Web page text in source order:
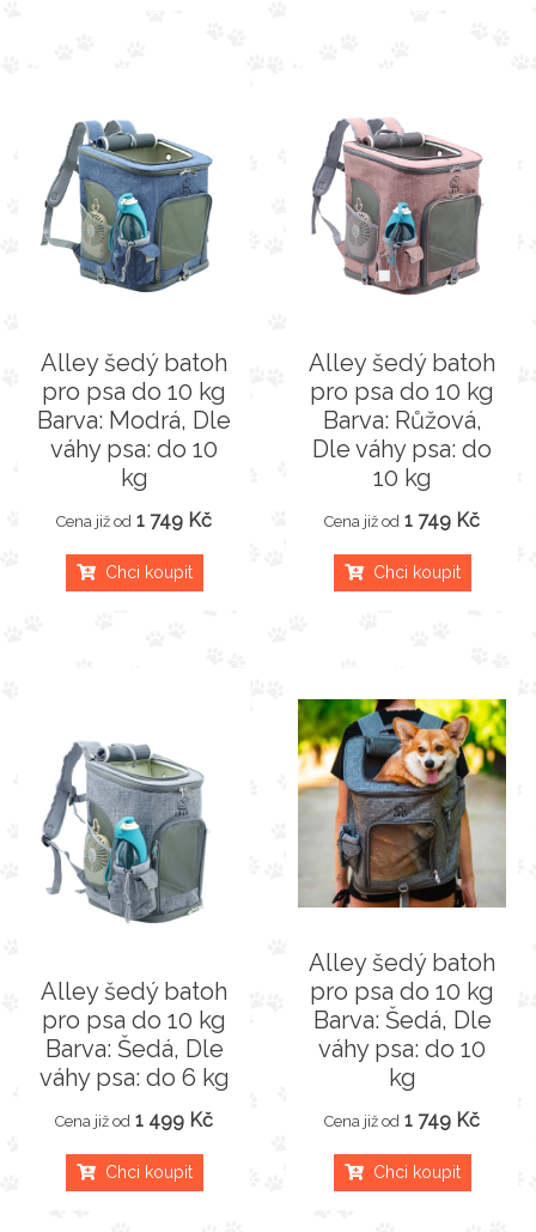
Alley šedý batoh
pro psa do 10 kg
Barva: Modrá, Dle
váhy psa: do 10
kg
Cena již od 1 749 Kč
Chci koupit
Alley šedý batoh
pro psa do 10 kg
Barva: Růžová,
Dle váhy psa: do
10 kg
Cena již od 1 749 Kč
Chci koupit
Alley šedý batoh
pro psa do 10 kg
Barva: Šedá, Dle
váhy psa: do 6 kg
Cena již od 1 499 Kč
Chci koupit
Alley šedý batoh
pro psa do 10 kg
Barva: Šedá, Dle
váhy psa: do 10
kg
Cena již od 1 749 Kč
Chci koupit